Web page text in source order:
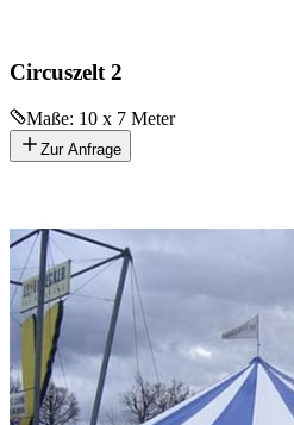
Circuszelt 2
Maße: 10 x 7 Meter
Zur Anfrage